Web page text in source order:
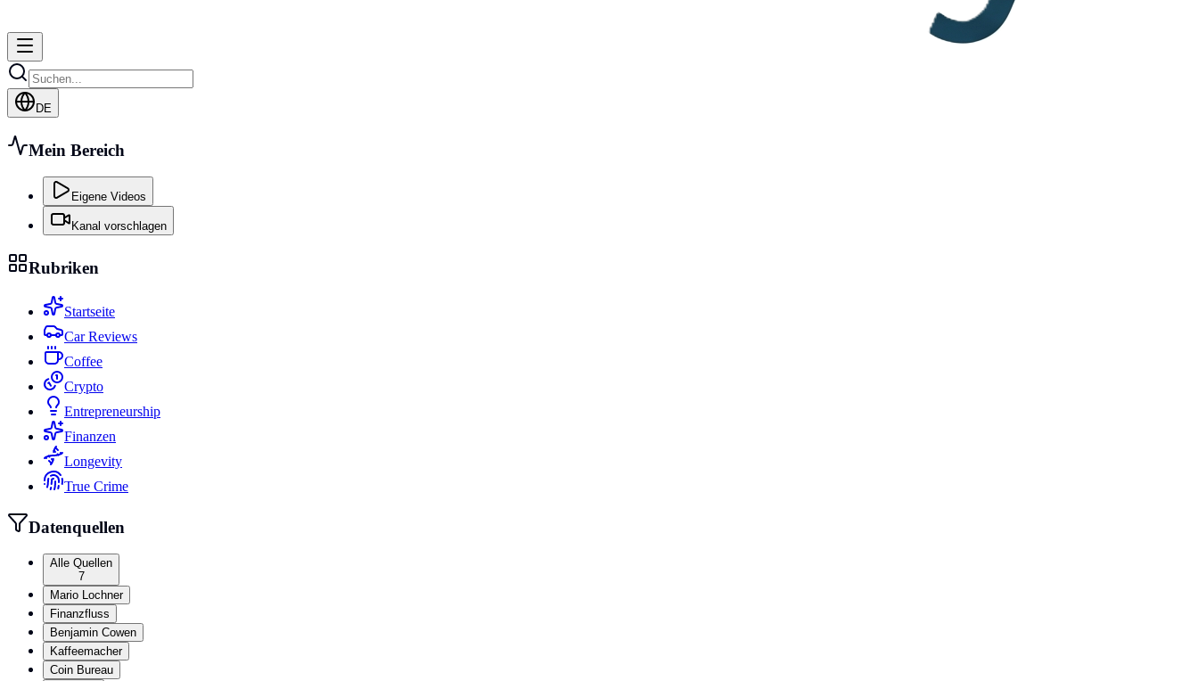
DE
Mein Bereich
Eigene Videos
Kanal vorschlagen
Rubriken
Startseite
Car Reviews
Coffee
Crypto
Entrepreneurship
Finanzen
Longevity
True Crime
Datenquellen
Alle Quellen
7
Mario Lochner
Finanzfluss
Benjamin Cowen
Kaffeemacher
Coin Bureau